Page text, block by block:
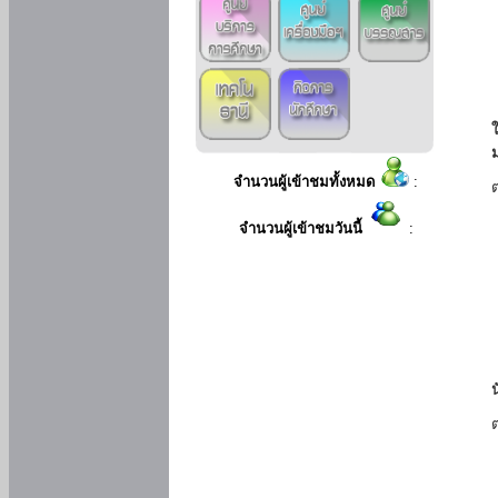
จำนวนผู้เข้าชมทั้งหมด :
จำนวนผู้เข้าชมวันนี้ :